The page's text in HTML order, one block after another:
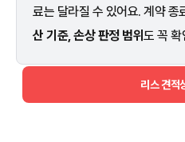
료는 달라질 수 있어요. 계약 종
산 기준, 손상 판정 범위도 꼭 확
리스 견적